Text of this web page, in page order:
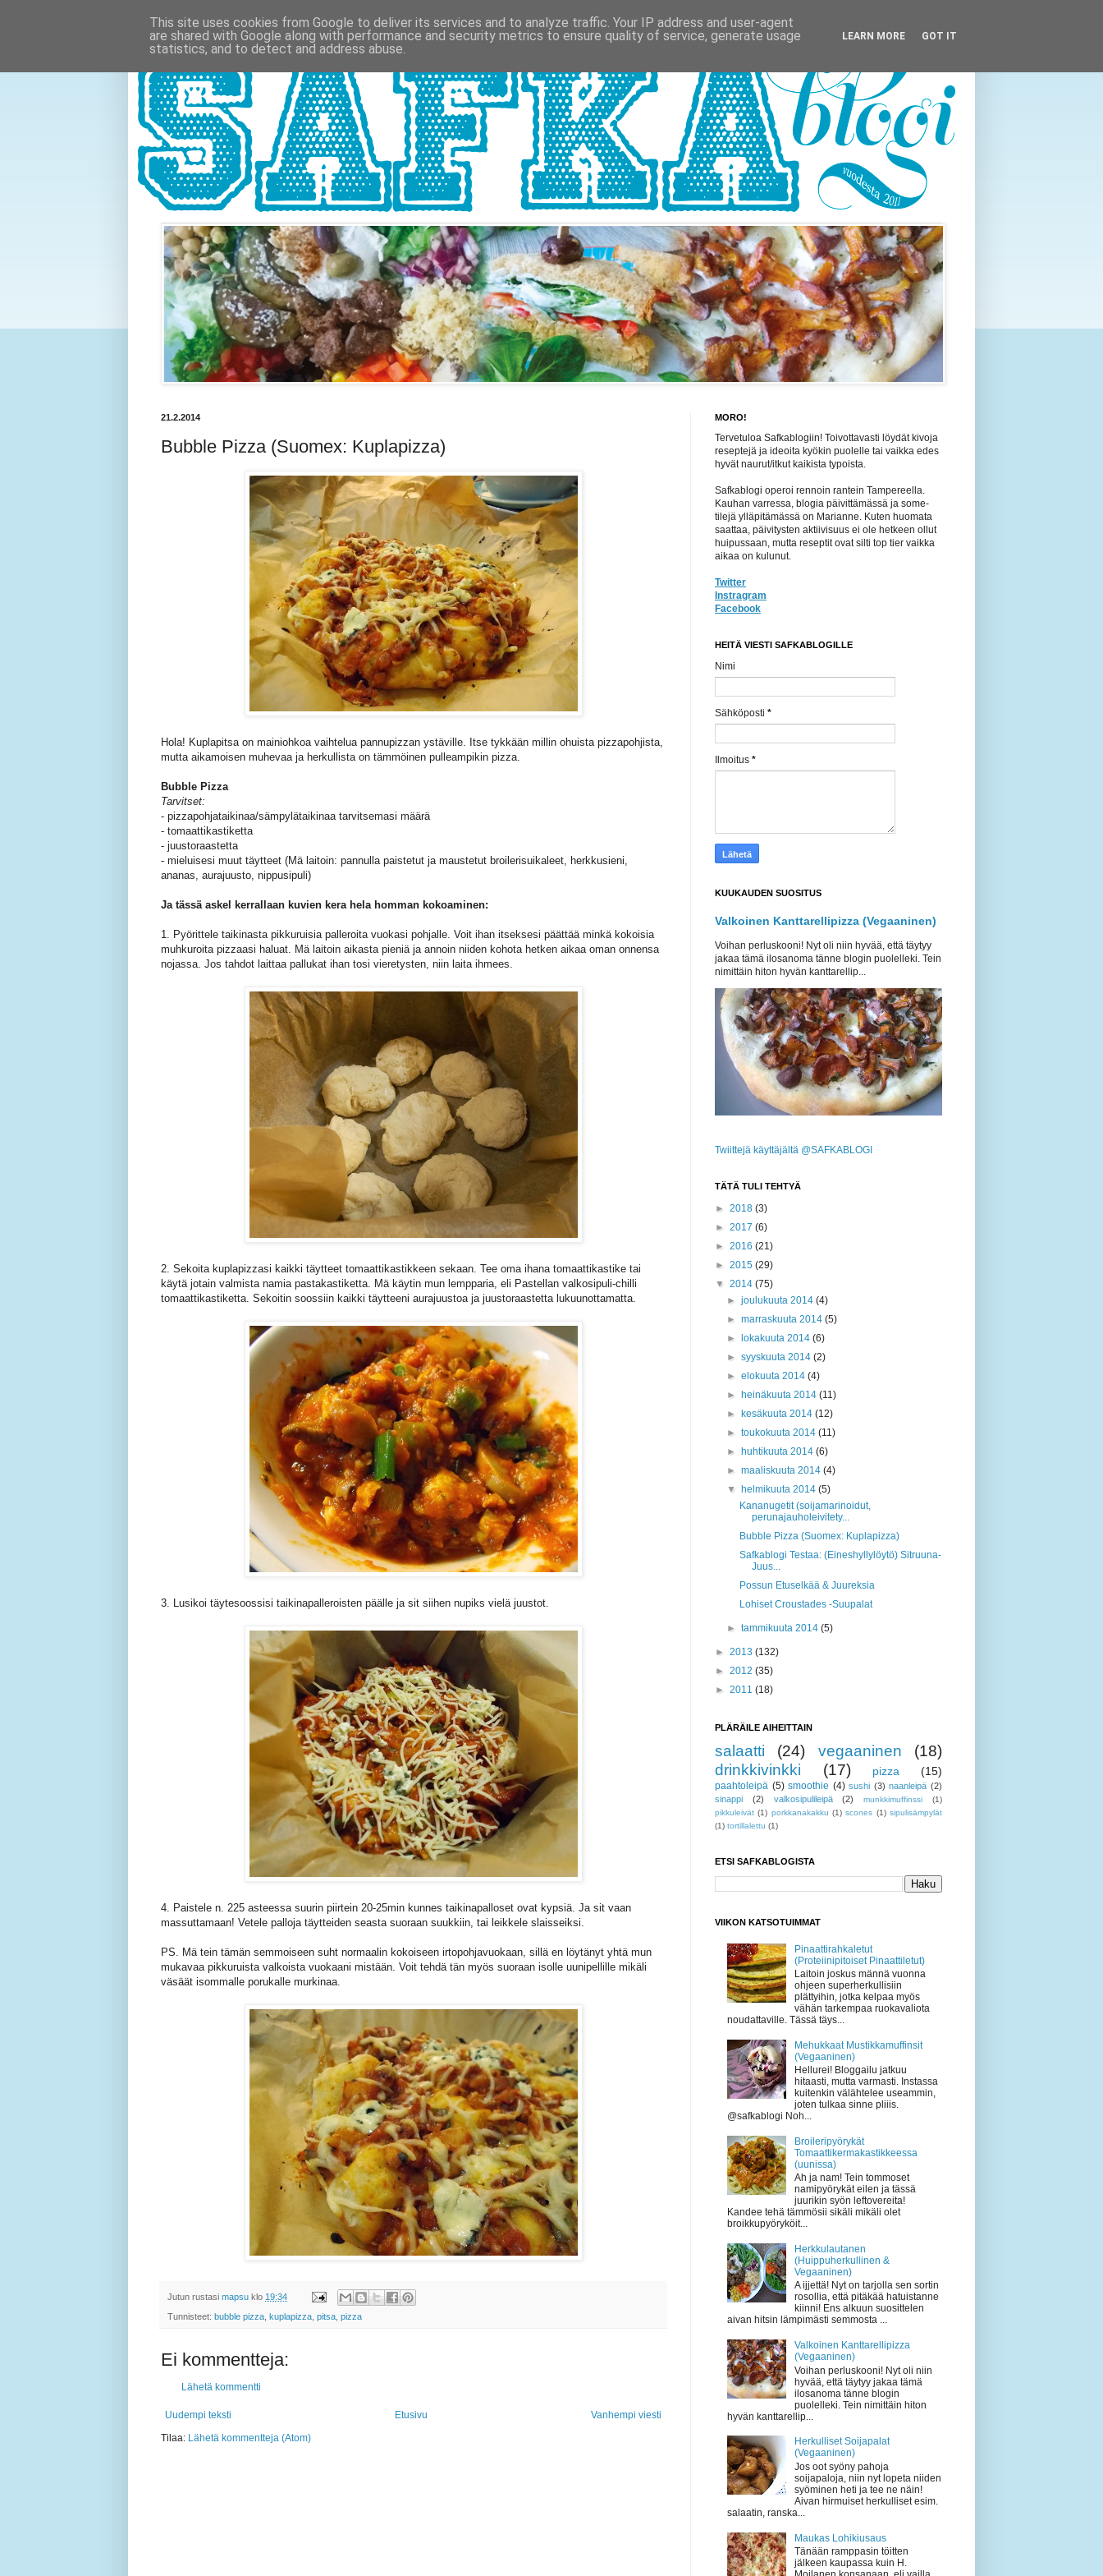
21.2.2014
Bubble Pizza (Suomex: Kuplapizza)
Hola! Kuplapitsa on mainiohkoa vaihtelua pannupizzan ystäville. Itse tykkään millin ohuista pizzapohjista,
mutta aikamoisen muhevaa ja herkullista on tämmöinen pulleampikin pizza.
Bubble Pizza
Tarvitset:
- pizzapohjataikinaa/sämpylätaikinaa tarvitsemasi määrä
- tomaattikastiketta
- juustoraastetta
- mieluisesi muut täytteet (Mä laitoin: pannulla paistetut ja maustetut broilerisuikaleet, herkkusieni,
ananas, aurajuusto, nippusipuli)
Ja tässä askel kerrallaan kuvien kera hela homman kokoaminen:
1. Pyörittele taikinasta pikkuruisia palleroita vuokasi pohjalle. Voit ihan itseksesi päättää minkä kokoisia
muhkuroita pizzaasi haluat. Mä laitoin aikasta pieniä ja annoin niiden kohota hetken aikaa oman onnensa
nojassa. Jos tahdot laittaa pallukat ihan tosi vieretysten, niin laita ihmees.
2. Sekoita kuplapizzasi kaikki täytteet tomaattikastikkeen sekaan. Tee oma ihana tomaattikastike tai
käytä jotain valmista namia pastakastiketta. Mä käytin mun lempparia, eli Pastellan valkosipuli-chilli
tomaattikastiketta. Sekoitin soossiin kaikki täytteeni aurajuustoa ja juustoraastetta lukuunottamatta.
3. Lusikoi täytesoossisi taikinapalleroisten päälle ja sit siihen nupiks vielä juustot.
4. Paistele n. 225 asteessa suurin piirtein 20-25min kunnes taikinapalloset ovat kypsiä. Ja sit vaan
massuttamaan! Vetele palloja täytteiden seasta suoraan suukkiin, tai leikkele slaisseiksi.
PS. Mä tein tämän semmoiseen suht normaalin kokoiseen irtopohjavuokaan, sillä en löytänyt yhtä mun
mukavaa pikkuruista valkoista vuokaani mistään. Voit tehdä tän myös suoraan isolle uunipellille mikäli
väsäät isommalle porukalle murkinaa.
Jutun rustasi mapsu klo 19:34
Tunnisteet: bubble pizza kuplapizza pitsa pizza
Ei kommentteja:
Lähetä kommentti
Uudempi teksti Vanhempi viesti
Etusivu
Tilaa: Lähetä kommentteja (Atom)
MORO!
Tervetuloa Safkablogiin! Toivottavasti löydät kivoja
reseptejä ja ideoita kyökin puolelle tai vaikka edes
hyvät naurut/itkut kaikista typoista.
Safkablogi operoi rennoin rantein Tampereella.
Kauhan varressa, blogia päivittämässä ja some-
tilejä ylläpitämässä on Marianne. Kuten huomata
saattaa, päivitysten aktiivisuus ei ole hetkeen ollut
huipussaan, mutta reseptit ovat silti top tier vaikka
aikaa on kulunut.
Twitter
Instragram
Facebook
HEITÄ VIESTI SAFKABLOGILLE
Nimi
Sähköposti *
Ilmoitus *
KUUKAUDEN SUOSITUS
Valkoinen Kanttarellipizza (Vegaaninen)
Voihan perluskooni! Nyt oli niin hyvää, että täytyy
jakaa tämä ilosanoma tänne blogin puolelleki. Tein
nimittäin hiton hyvän kanttarellip...
Twiittejä käyttäjältä @SAFKABLOGI
TÄTÄ TULI TEHTYÄ
► 2018 (3)
► 2017 (6)
► 2016 (21)
► 2015 (29)
▼ 2014 (75)
►joulukuuta 2014(4)
►marraskuuta 2014(5)
►
lokakuuta 2014(6)
►syyskuuta 2014(2)
►elokuuta 2014(4)
►
heinäkuuta 2014(11)
►
kesäkuuta 2014(12)
►toukokuuta 2014(11)
►
huhtikuuta 2014(6)
►maaliskuuta 2014(4)
▼
helmikuuta 2014(5)
Kananugetit (soijamarinoidut,
perunajauholeivitety...
Bubble Pizza (Suomex: Kuplapizza)
Safkablogi Testaa: (Eineshyllylöytö) Sitruuna-
Juus...
Possun Etuselkää & Juureksia
Lohiset Croustades -Suupalat
►tammikuuta 2014(5)
► 2013 (132)
► 2012 (35)
► 2011 (18)
PLÄRÄILE AIHEITTAIN
salaatti (24) vegaaninen
(18)
drinkkivinkki
(17) pizza (15)
paahtoleipä (5) smoothie (4) sushi (3) naanleipä (2)
sinappi
(2) valkosipulileipä (2) munkkimuffinssi
(1)
pikkuleivät (1) porkkanakakku (1) scones (1) sipulisämpylät
(1) tortillalettu (1)
ETSI SAFKABLOGISTA
VIIKON KATSOTUIMMAT
Pinaattirahkaletut
(Proteiinipitoiset Pinaattiletut)
Laitoin joskus männä vuonna
ohjeen superherkullisiin
plättyihin, jotka kelpaa myös
vähän tarkempaa ruokavaliota
noudattaville. Tässä täys...
Mehukkaat Mustikkamuffinsit
(Vegaaninen)
Hellurei! Bloggailu jatkuu
hitaasti, mutta varmasti. Instassa
kuitenkin välähtelee useammin,
joten tulkaa sinne pliiis.
@safkablogi Noh...
Broileripyörykät
Tomaattikermakastikkeessa
(uunissa)
Ah ja nam! Tein tommoset
namipyörykät eilen ja tässä
juurikin syön leftovereita!
Kandee tehä tämmösii sikäli mikäli olet
broikkupyöryköit...
Herkkulautanen
(Huippuherkullinen &
Vegaaninen)
A ijjettä! Nyt on tarjolla sen sortin
rosollia, että pitäkää hatuistanne
kiinni! Ens alkuun suosittelen
aivan hitsin lämpimästi semmosta ...
Valkoinen Kanttarellipizza
(Vegaaninen)
Voihan perluskooni! Nyt oli niin
hyvää, että täytyy jakaa tämä
ilosanoma tänne blogin
puolelleki. Tein nimittäin hiton
hyvän kanttarellip...
Herkulliset Soijapalat
(Vegaaninen)
Jos oot syöny pahoja
soijapaloja, niin nyt lopeta niiden
syöminen heti ja tee ne näin!
Aivan hirmuiset herkulliset esim.
salaatin, ranska...
Maukas Lohikiusaus
Tänään ramppasin töitten
jälkeen kaupassa kuin H.
This site uses cookies from Google to deliver its services and to analyze traffic. Your IP address and user-agent
are shared with Google along with performance and security metrics to ensure quality of service, generate usage
statistics, and to detect and address abuse.
LEARN MORE GOT IT